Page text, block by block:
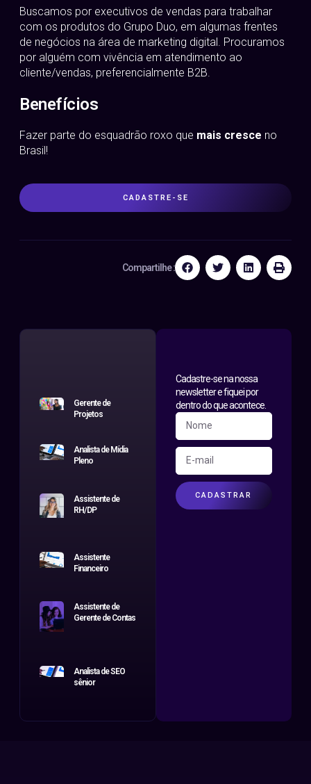
Buscamos por executivos de vendas para trabalhar
com os produtos do Grupo Duo, em algumas frentes
de negócios na área de marketing digital. Procuramos
por alguém com vivência em atendimento ao
cliente/vendas, preferencialmente B2B.
Benefícios
Fazer parte do esquadrão roxo que mais cresce no
Brasil!
CADASTRE-SE
Compartilhe :
Gerente de
Projetos
Analista de Mídia
Pleno
Assistente de
RH/DP
Assistente
Financeiro
Assistente de
Gerente de Contas
Analista de SEO
sênior
Cadastre-se na nossa
newsletter e fiquei por
dentro do que acontece.
CADASTRAR